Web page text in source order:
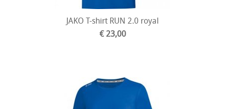
JAKO T-shirt RUN 2.0 royal
€ 23,00